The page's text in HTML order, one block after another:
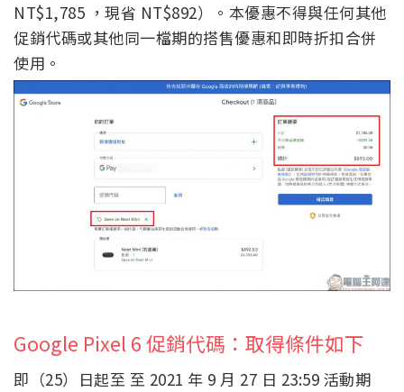
NT$1,785 ，現省 NT$892）。本優惠不得與任何其他
促銷代碼或其他同一檔期的搭售優惠和即時折扣合併
使用。
Google Pixel 6 促銷代碼：取得條件如下
即（25）日起至 至 2021 年 9 月 27 日 23:59 活動期